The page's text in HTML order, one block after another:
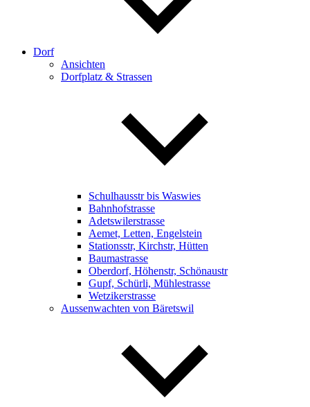
Dorf
Ansichten
Dorfplatz & Strassen
Schulhausstr bis Waswies
Bahnhofstrasse
Adetswilerstrasse
Aemet, Letten, Engelstein
Stationsstr, Kirchstr, Hütten
Baumastrasse
Oberdorf, Höhenstr, Schönaustr
Gupf, Schürli, Mühlestrasse
Wetzikerstrasse
Aussenwachten von Bäretswil